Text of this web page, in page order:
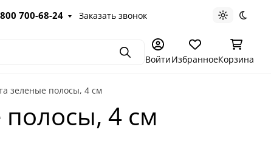
700-68-24 Заказать звонок Светлая
ПоискВойтиИзбранноеКорзина
зеленые полосы, 4 см
полосы, 4 см